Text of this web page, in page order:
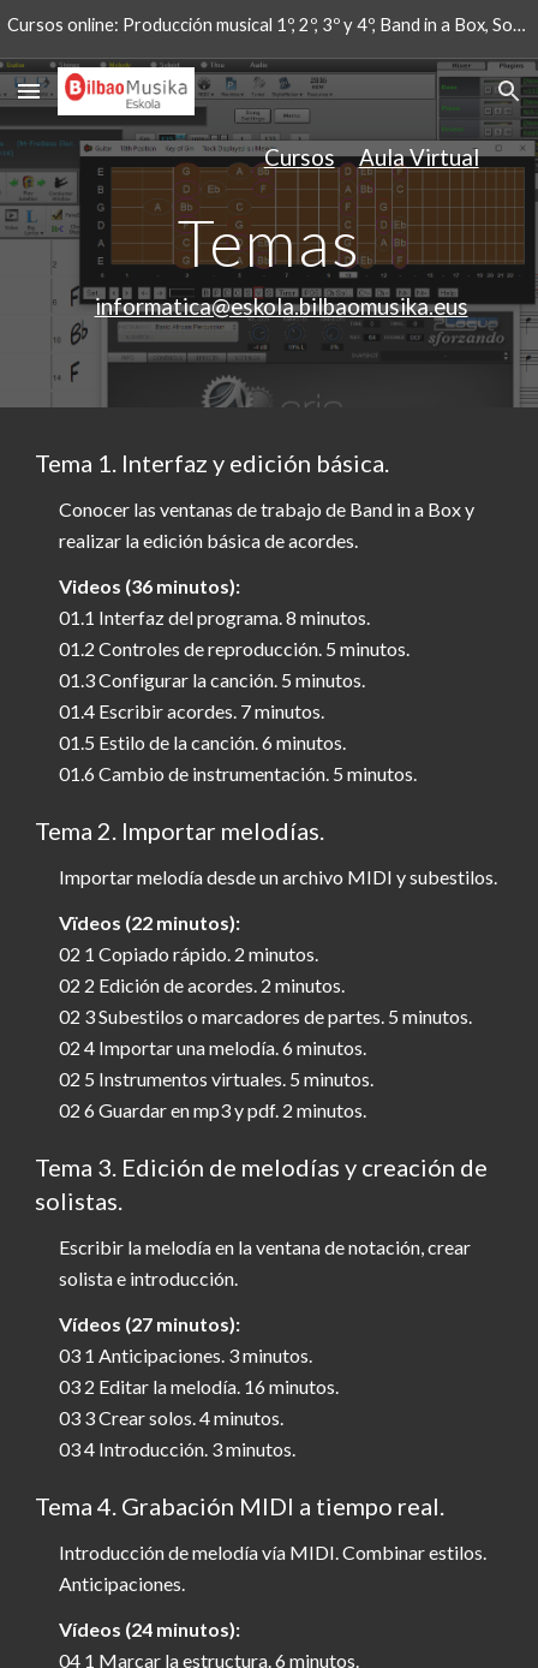
Cursos online: Producción musical 1º, 2º, 3º y 4º, Band in a Box, Software musical libre, MuseScore y Guitar Pro.
Cursos Aula Virtual
Temas
informatica@eskola.bilbaomusika.eus
Tema 1. Interfaz y edición básica.
Conocer las ventanas de trabajo de Band in a Box y
realizar la edición básica de acordes.
Videos (36 minutos):
01.1 Interfaz del programa. 8 minutos.
01.2 Controles de reproducción. 5 minutos.
01.3 Configurar la canción. 5 minutos.
01.4 Escribir acordes. 7 minutos.
01.5 Estilo de la canción. 6 minutos.
01.6 Cambio de instrumentación. 5 minutos.
Tema 2. Importar melodías.
Importar melodía desde un archivo MIDI y subestilos.
Vïdeos (22 minutos):
02 1 Copiado rápido. 2 minutos.
02 2 Edición de acordes. 2 minutos.
02 3 Subestilos o marcadores de partes. 5 minutos.
02 4 Importar una melodía. 6 minutos.
02 5 Instrumentos virtuales. 5 minutos.
02 6 Guardar en mp3 y pdf. 2 minutos.
Tema 3. Edición de melodías y creación de
solistas.
Escribir la melodía en la ventana de notación, crear
solista e introducción.
Vídeos (27 minutos):
03 1 Anticipaciones. 3 minutos.
03 2 Editar la melodía. 16 minutos.
03 3 Crear solos. 4 minutos.
03 4 Introducción. 3 minutos.
Tema 4. Grabación MIDI a tiempo real.
Introducción de melodía vía MIDI. Combinar estilos.
Anticipaciones.
Vídeos (24 minutos):
04 1 Marcar la estructura. 6 minutos.